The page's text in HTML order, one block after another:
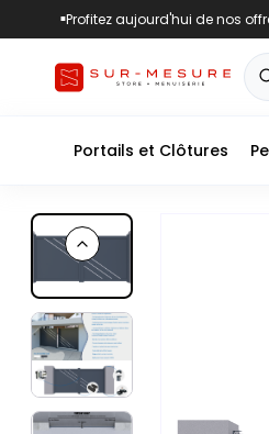
■Profitez aujourd'hui de nos
Portails et Clôtures
Previous slide